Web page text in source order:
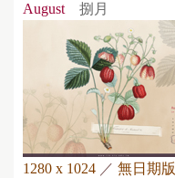
August 捌月
1280 x 1024 ／ 無日期版